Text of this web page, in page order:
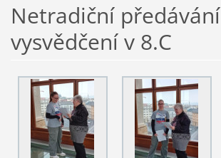
Netradiční předávání
vysvědčení v 8.C